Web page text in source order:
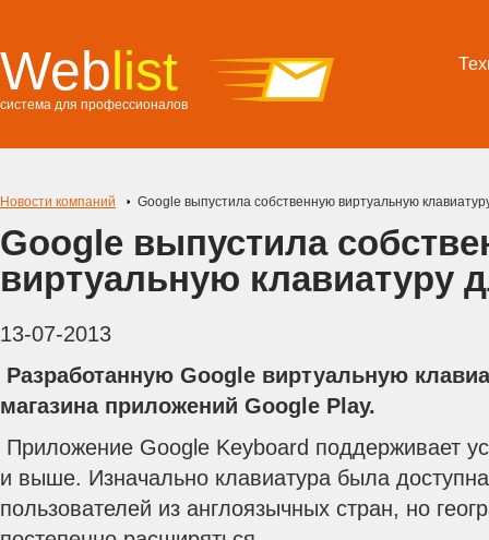
Weblist
система для профессионалов
Новости компаний Google выпустила собственную виртуальную
Google выпустила
виртуальную клавиатуру
13-07-2013
Разработанную Google виртуальную
магазина приложений Google Play.
Приложение Google Keyboard поддерживает
и выше. Изначально клавиатура была
пользователей из англоязычных стран, но